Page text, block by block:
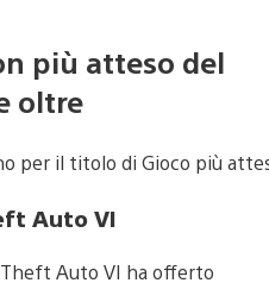
più atteso del
oltre
Auto VI
Auto VI ha offerto